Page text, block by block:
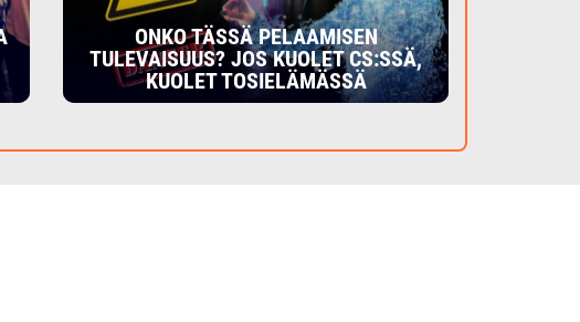
ONKO TÄSSÄ PELAAMISEN
TULEVAISUUS? JOS KUOLET CS:SSÄ,
KUOLET TOSIELÄMÄSSÄ